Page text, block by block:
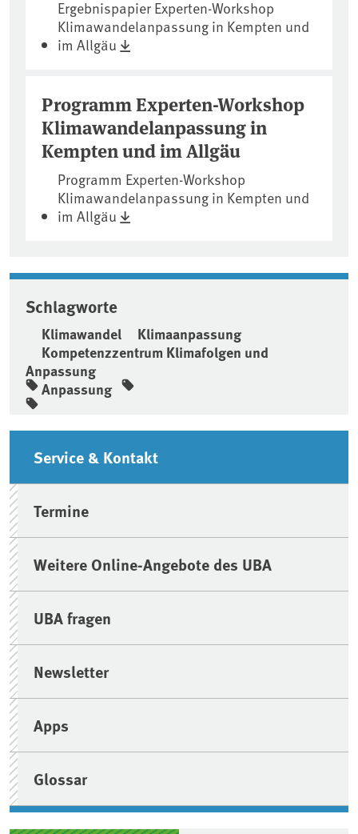
Ergebnispapier Experten-Workshop
Klimawandelanpassung in Kempten und
im Allgäu
Programm Experten-Workshop
Klimawandelanpassung in
Kempten und im Allgäu
Programm Experten-Workshop
Klimawandelanpassung in Kempten und
im Allgäu
Schlagworte
Klimawandel
Klimaanpassung
Kompetenzzentrum Klimafolgen und
Anpassung
Anpassung
Seitenleiste
Service & Kontakt
Termine
Weitere Online-Angebote des UBA
UBA fragen
Newsletter
Apps
Glossar